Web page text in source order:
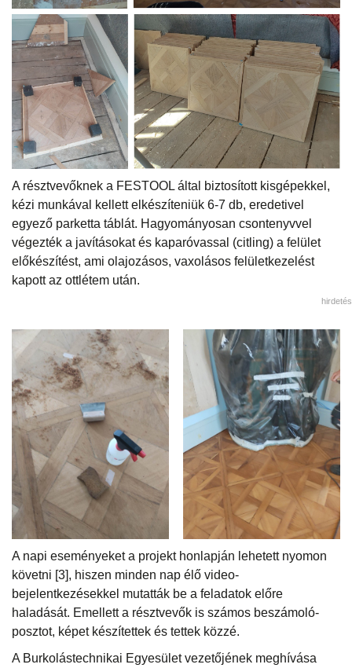
A résztvevőknek a FESTOOL által biztosított kisgépekkel,
kézi munkával kellett elkészíteniük 6-7 db, eredetivel
egyező parketta táblát. Hagyományosan csontenyvvel
végezték a javításokat és kaparóvassal (citling) a felület
előkészítést, ami olajozásos, vaxolásos felületkezelést
kapott az ottlétem után.
hirdetés
A napi eseményeket a projekt honlapján lehetett nyomon
követni [3], hiszen minden nap élő video-
bejelentkezésekkel mutatták be a feladatok előre
haladását. Emellett a résztvevők is számos beszámoló-
posztot, képet készítettek és tettek közzé.
A Burkolástechnikai Egyesület vezetőjének meghívása